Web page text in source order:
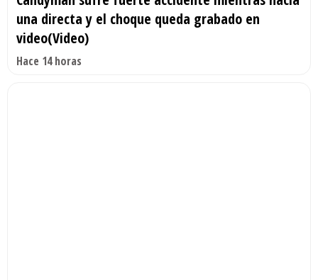
una directa y el choque queda grabado en
video(Video)
Hace 14 horas